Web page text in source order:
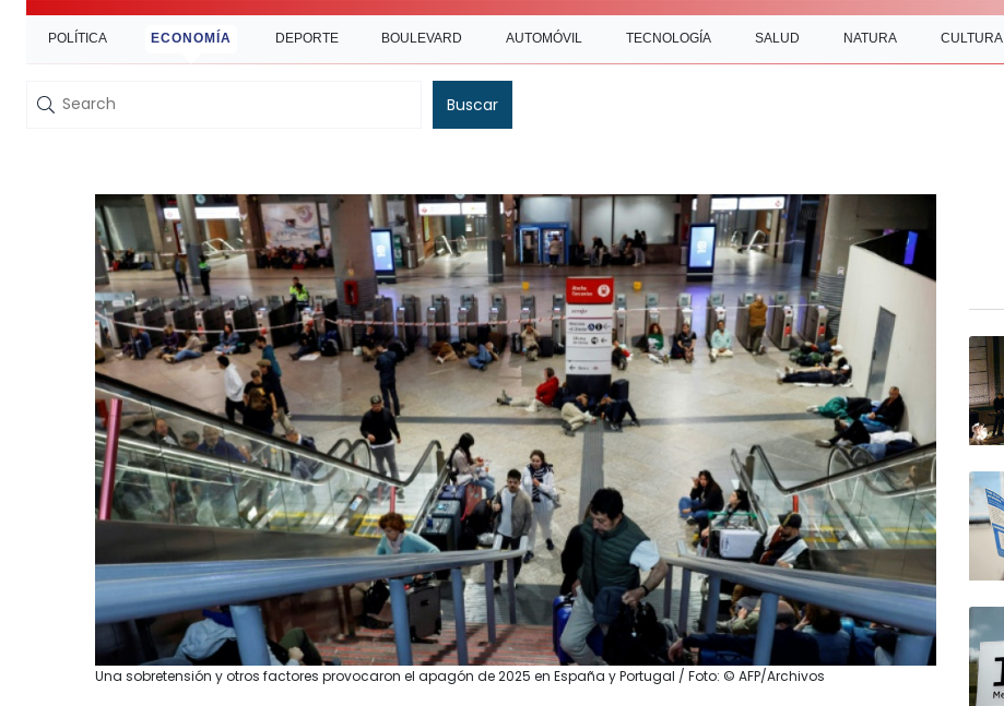
POLÍTICA ECONOMÍA DEPORTE BOULEVARD AUTOMÓVIL TECNOLOGÍA SALUD NATURA CULTURA
Buscar
Una sobretensión y otros factores provocaron el apagón de 2025 en España y Portugal / Foto: © AFP/Archivos